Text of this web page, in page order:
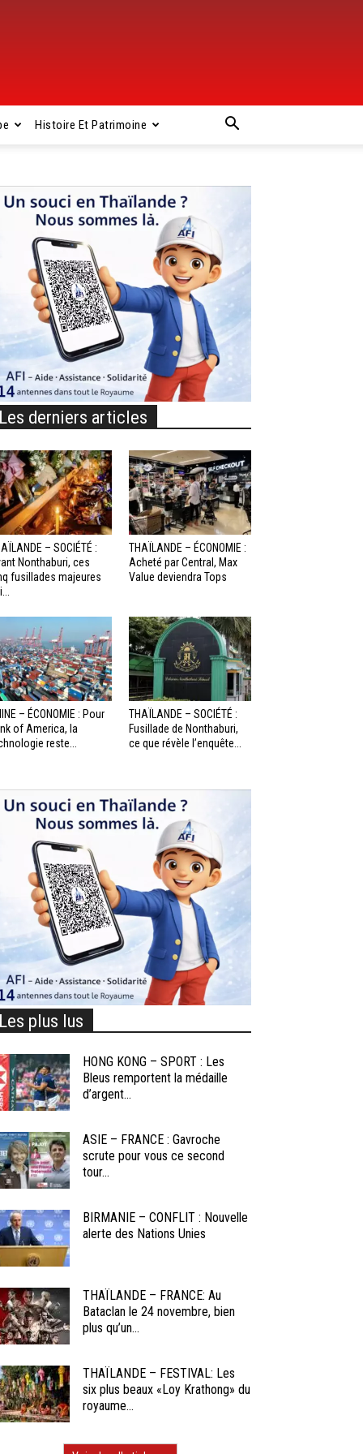
Histoire Et Patrimoine
derniers articles
– SOCIÉTÉ :
Nonthaburi, ces
fusillades majeures
THAÏLANDE – ÉCONOMIE :
Acheté par Central, Max
Value deviendra Tops
– ÉCONOMIE : Pour
of America, la
reste...
THAÏLANDE – SOCIÉTÉ :
Fusillade de Nonthaburi,
ce que révèle l’enquête...
plus lus
HONG KONG – SPORT : Les
Bleus remportent la médaille
d’argent...
ASIE – FRANCE : Gavroche
scrute pour vous ce second
tour...
BIRMANIE – CONFLIT : Nouvelle
alerte des Nations Unies
THAÏLANDE – FRANCE: Au
Bataclan le 24 novembre, bien
plus qu’un...
THAÏLANDE – FESTIVAL: Les
six plus beaux «Loy Krathong» du
royaume...